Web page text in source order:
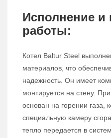
Исполнение и
работы:
Котел Baltur Steel
материалов, что
надежность. Он имеет
монтируется на стену.
основан на горении газа,
специальную камеру
тепло передается в